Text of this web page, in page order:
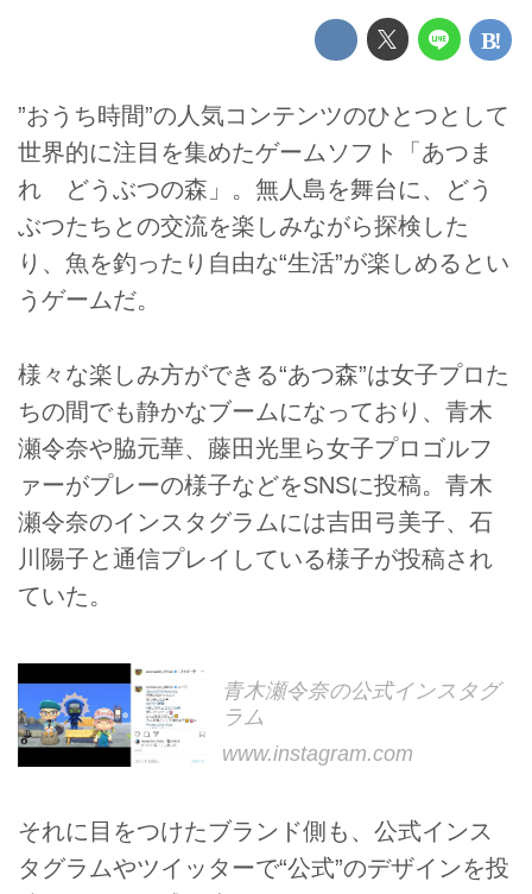
”おうち時間”の人気コンテンツのひとつとして
世界的に注目を集めたゲームソフト「あつま
れ どうぶつの森」。無人島を舞台に、どう
ぶつたちとの交流を楽しみながら探検した
り、魚を釣ったり自由な“生活”が楽しめるとい
うゲームだ。
様々な楽しみ方ができる“あつ森”は女子プロた
ちの間でも静かなブームになっており、青木
瀬令奈や脇元華、藤田光里ら女子プロゴルフ
ァーがプレーの様子などをSNSに投稿。青木
瀬令奈のインスタグラムには吉田弓美子、石
川陽子と通信プレイしている様子が投稿され
ていた。
青木瀬令奈の公式インスタグ
ラム
www.instagram.com
それに目をつけたブランド側も、公式インス
タグラムやツイッターで“公式”のデザインを投